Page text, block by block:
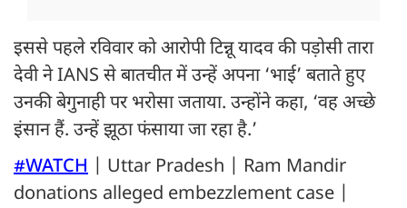
इससे पहले रविवार को आरोपी टिन्नू यादव की पड़ोसी तारा
देवी ने IANS से बातचीत में उन्हें अपना ‘भाई’ बताते हुए
उनकी बेगुनाही पर भरोसा जताया. उन्होंने कहा, ‘वह अच्छे
इंसान हैं. उन्हें झूठा फंसाया जा रहा है.’
#WATCH | Uttar Pradesh | Ram Mandir
donations alleged embezzlement case |